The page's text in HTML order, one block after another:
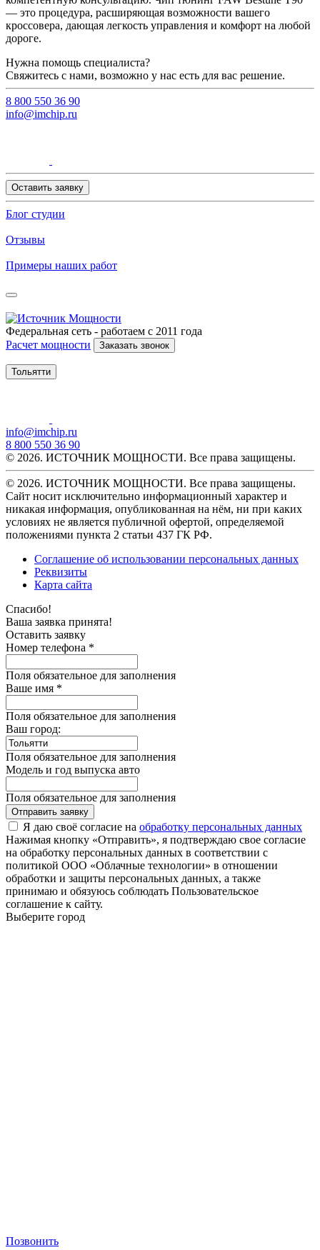
— это процедура, расширяющая возможности вашего
кроссовера, дающая легкость управления и комфорт на любой
дороге.
Нужна помощь специалиста?
Свяжитесь с нами, возможно у нас есть для вас решение.
8 800 550 36 90
info@imchip.ru
Оставить заявку
Блог студии
Отзывы
Примеры наших работ
Федеральная сеть - работаем с 2011 года
Расчет мощности
Заказать звонок
Тольятти
info@imchip.ru
8 800 550 36 90
© 2026. ИСТОЧНИК МОЩНОСТИ. Все права защищены.
© 2026. ИСТОЧНИК МОЩНОСТИ. Все права защищены.
Сайт носит исключительно информационный характер и
никакая информация, опубликованная на нём, ни при каких
условиях не является публичной офертой, определяемой
положениями пункта 2 статьи 437 ГК РФ.
Соглашение об использовании персональных данных
Реквизиты
Карта сайта
Спасибо!
Ваша заявка принята!
Оставить заявку
Номер телефона *
Поля обязательное для заполнения
Ваше имя *
Поля обязательное для заполнения
Ваш город:
Поля обязательное для заполнения
Модель и год выпуска авто
Поля обязательное для заполнения
Отправить заявку
Я даю своё согласие на обработку персональных данных
Нажимая кнопку «Отправить», я подтверждаю свое согласие
на обработку персональных данных в соответствии с
политикой ООО «Облачные технологии» в отношении
обработки и защиты персональных данных, а также
принимаю и обязуюсь соблюдать Пользовательское
соглашение к сайту.
Выберите город
Позвонить